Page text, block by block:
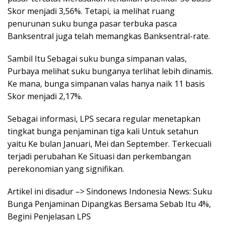
Skor menjadi 3,56%. Tetapi, ia melihat ruang
penurunan suku bunga pasar terbuka pasca
Banksentral juga telah memangkas Banksentral-rate.
Sambil Itu Sebagai suku bunga simpanan valas,
Purbaya melihat suku bunganya terlihat lebih dinamis.
Ke mana, bunga simpanan valas hanya naik 11 basis
Skor menjadi 2,17%.
Sebagai informasi, LPS secara regular menetapkan
tingkat bunga penjaminan tiga kali Untuk setahun
yaitu Ke bulan Januari, Mei dan September. Terkecuali
terjadi perubahan Ke Situasi dan perkembangan
perekonomian yang signifikan.
Artikel ini disadur –> Sindonews Indonesia News: Suku
Bunga Penjaminan Dipangkas Bersama Sebab Itu 4%,
Begini Penjelasan LPS